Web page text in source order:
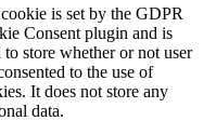
is set by the GDPR
Consent plugin and is
to store whether or not user
to the use of
It does not store any
data.